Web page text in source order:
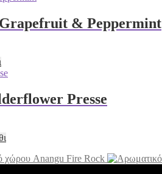
Grapefruit & Peppermint
Presse
χώρου Anangu Fire Rock